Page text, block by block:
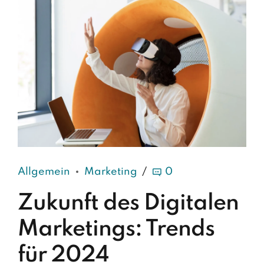
Allgemein Marketing 0
Zukunft des Digitalen
Marketings: Trends
für 2024